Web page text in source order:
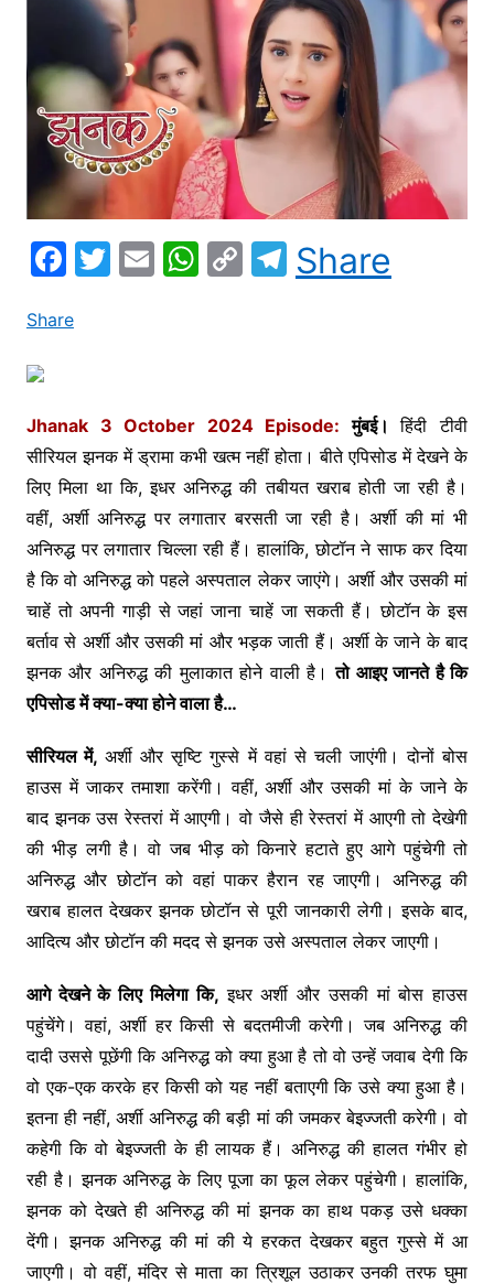
F
c
o
o
k
T E W
p
p
C
n
k
T
el
m
Share
Share
Jhanak 3 October 2024 Episode: मुंबई।हिंदी टीवी
सीरियल झनक में ड्रामा कभी खत्म नहीं होता। बीते एपिसोड में देखने के
लिए मिला था कि, इधर अनिरुद्ध की तबीयत खराब होती जा रही है।
वहीं, अर्शी अनिरुद्ध पर लगातार बरसती जा रही है। अर्शी की मां भी
अनिरुद्ध पर लगातार चिल्ला रही हैं। हालांकि, छोटॉन ने साफ कर दिया
है कि वो अनिरुद्ध को पहले अस्पताल लेकर जाएंगे। अर्शी और उसकी मां
चाहें तो अपनी गाड़ी से जहां जाना चाहें जा सकती हैं। छोटॉन के इस
बर्ताव से अर्शी और उसकी मां और भड़क जाती हैं। अर्शी के जाने के बाद
झनक और अनिरुद्ध की मुलाकात होने वाली है।तो आइए जानते है कि
एपिसोड में क्या-क्या होने वाला है…
सीरियल में,अर्शी और सृष्टि गुस्से में वहां से चली जाएंगी। दोनों बोस
हाउस में जाकर तमाशा करेंगी। वहीं, अर्शी और उसकी मां के जाने के
बाद झनक उस रेस्तरां में आएगी। वो जैसे ही रेस्तरां में आएगी तो देखेगी
की भीड़ लगी है। वो जब भीड़ को किनारे हटाते हुए आगे पहुंचेगी तो
अनिरुद्ध और छोटॉन को वहां पाकर हैरान रह जाएगी। अनिरुद्ध की
खराब हालत देखकर झनक छोटॉन से पूरी जानकारी लेगी। इसके बाद,
आदित्य और छोटॉन की मदद से झनक उसे अस्पताल लेकर जाएगी।
आगे देखने के लिए मिलेगा कि,इधर अर्शी और उसकी मां बोस हाउस
पहुंचेंगे। वहां, अर्शी हर किसी से बदतमीजी करेगी। जब अनिरुद्ध की
दादी उससे पूछेंगी कि अनिरुद्ध को क्या हुआ है तो वो उन्हें जवाब देगी कि
वो एक-एक करके हर किसी को यह नहीं बताएगी कि उसे क्या हुआ है।
इतना ही नहीं, अर्शी अनिरुद्ध की बड़ी मां की जमकर बेइज्जती करेगी। वो
कहेगी कि वो बेइज्जती के ही लायक हैं। अनिरुद्ध की हालत गंभीर हो
रही है। झनक अनिरुद्ध के लिए पूजा का फूल लेकर पहुंचेगी। हालांकि,
झनक को देखते ही अनिरुद्ध की मां झनक का हाथ पकड़ उसे धक्का
देंगी। झनक अनिरुद्ध की मां की ये हरकत देखकर बहुत गुस्से में आ
जाएगी। वो वहीं, मंदिर से माता का त्रिशूल उठाकर उनकी तरफ घुमा